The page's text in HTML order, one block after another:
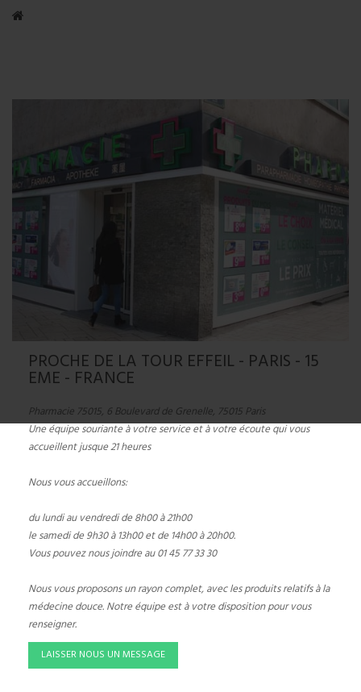
PROCHE DE LA TOUR EFFEIL - PARIS - 15
EME - FRANCE
Pharmacie 75015, 6 Boulevard de Grenelle, 75015 Paris
Une équipe souriante à votre service et à votre écoute qui vous
accueillent jusque 21 heures
Nous vous accueillons:
du lundi au vendredi de 8h00 à 21h00
le samedi de 9h30 à 13h00 et de 14h00 à 20h00.
Vous pouvez nous joindre au 01 45 77 33 30
Nous vous proposons un rayon complet, avec les produits relatifs à la
médecine douce. Notre équipe est à votre disposition pour vous
renseigner.
LAISSER NOUS UN MESSAGE